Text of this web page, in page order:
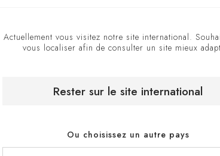
Actuellement vous visitez notre site international.
vous localiser afin de consulter un site mieux
Rester sur le site international
Ou choisissez un autre pays